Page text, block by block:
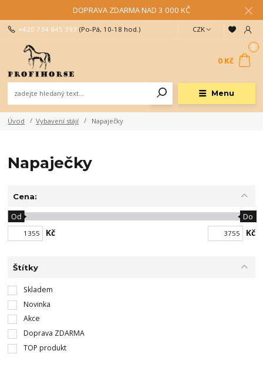
DOPRAVA ZDARMA NAD 3 000 KČ
Menu
CZK
+420 734 845 393 (Po-Pá, 10-18 hod.)
0
0 Kč
Úvod Vybavení stájí Napaječky
Napaječky
Cena:
Kč
Od Do
Kč
Štítky
Skladem
Novinka
Akce
Doprava ZDARMA
TOP produkt